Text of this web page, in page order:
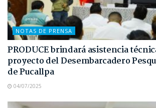
NOTAS DE PRENSA
PRODUCE brindará asistencia
proyecto del Desembarcadero
de Pucallpa
04/07/2025